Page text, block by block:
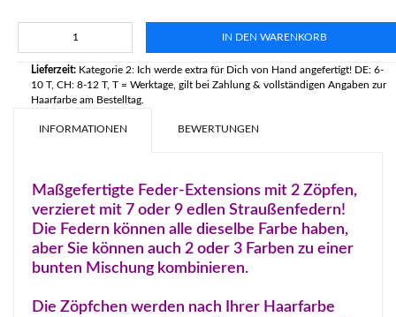
IN DEN WARENKORB
Lieferzeit: Kategorie 2: Ich werde extra für Dich von Hand angefertigt! DE: 6-
10 T, CH: 8-12 T, T = Werktage, gilt bei Zahlung & vollständigen Angaben zur
Haarfarbe am Bestelltag.
INFORMATIONEN BEWERTUNGEN
Maßgefertigte Feder-Extensions mit 2 Zöpfen,
verzieret mit 7 oder 9 edlen Straußenfedern!
Die Federn können alle dieselbe Farbe haben,
aber Sie können auch 2 oder 3 Farben zu einer
bunten Mischung kombinieren.
Die Zöpfchen werden nach Ihrer Haarfarbe